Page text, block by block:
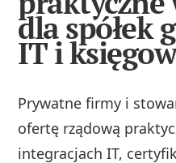
dla spółek
IT i
Prywatne firmy i
ofertę rządową
integracjach IT,